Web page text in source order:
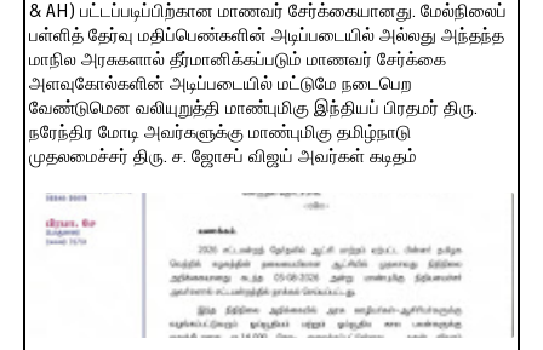
& AH) பட்டப்படிப்பிற்கான மாணவர் சேர்க்கையானது. மேல்நிலைப்
பள்ளித் தேர்வு மதிப்பெண்களின் அடிப்படையில் அல்லது அந்தந்த
மாநில அரசுகளால் தீர்மானிக்கப்படும் மாணவர் சேர்க்கை
அளவுகோல்களின் அடிப்படையில் மட்டுமே நடைபெற
வேண்டுமென வலியுறுத்தி மாண்புமிகு இந்தியப் பிரதமர் திரு.
நரேந்திர மோடி அவர்களுக்கு மாண்புமிகு தமிழ்நாடு
முதலமைச்சர் திரு. ச. ஜோசப் விஜய் அவர்கள் கடிதம்